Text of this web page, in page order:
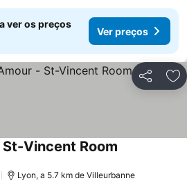
ver os preços
Ver preços
Partilhar
Vincent Room
Lyon, a 5.7 km de Villeurbanne